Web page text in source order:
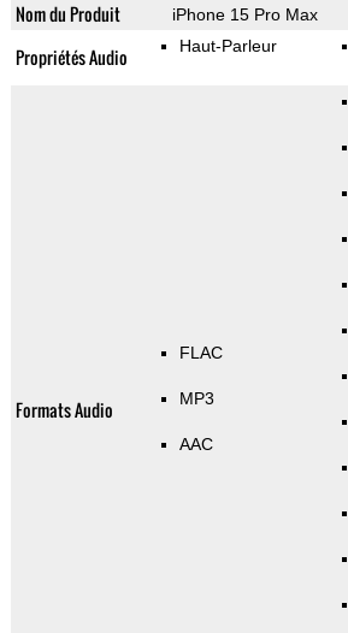
Nom du Produit iPhone 15 Pro Max
Propriétés Audio Haut-Parleur
Formats Audio
FLAC
MP3
AAC